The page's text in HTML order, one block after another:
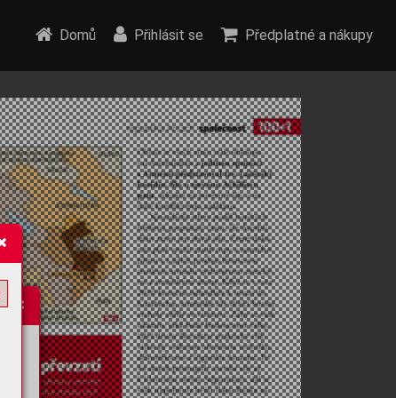
Domů Přihlásit se Předplatné a nákupy